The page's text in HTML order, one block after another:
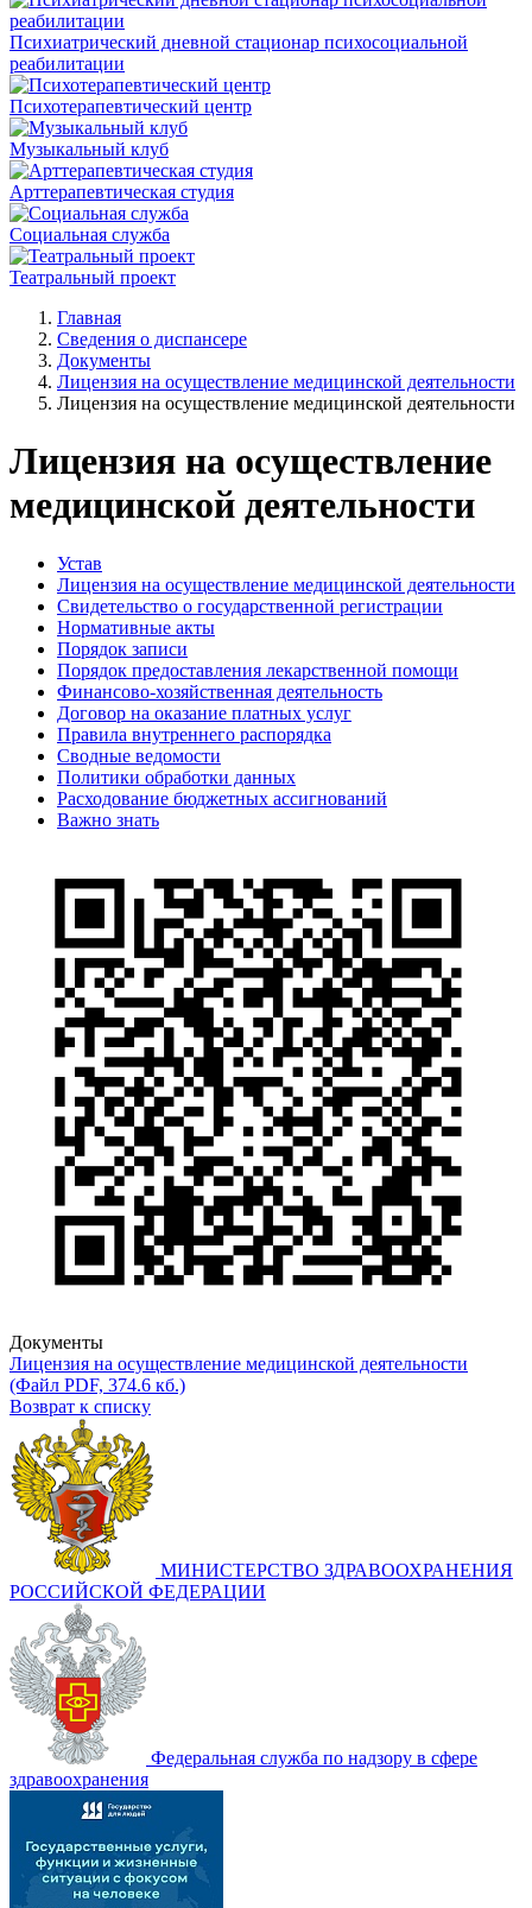
Психиатрический дневной стационар психосоциальной
реабилитации
Психотерапевтический центр
Музыкальный клуб
Арттерапевтическая студия
Социальная служба
Театральный проект
Главная
Сведения о диспансере
Документы
Лицензия на осуществление медицинской деятельности
Лицензия на осуществление медицинской деятельности
Лицензия на осуществление
медицинской деятельности
Устав
Лицензия на осуществление медицинской деятельности
Свидетельство о государственной регистрации
Нормативные акты
Порядок записи
Порядок предоставления лекарственной помощи
Финансово-хозяйственная деятельность
Договор на оказание платных услуг
Правила внутреннего распорядка
Сводные ведомости
Политики обработки данных
Расходование бюджетных ассигнований
Важно знать
Документы
Лицензия на осуществление медицинской деятельности
(Файл PDF, 374.6 кб.)
Возврат к списку
МИНИСТЕРСТВО ЗДРАВООХРАНЕНИЯ
РОССИЙСКОЙ ФЕДЕРАЦИИ
Федеральная служба по надзору в сфере
здравоохранения